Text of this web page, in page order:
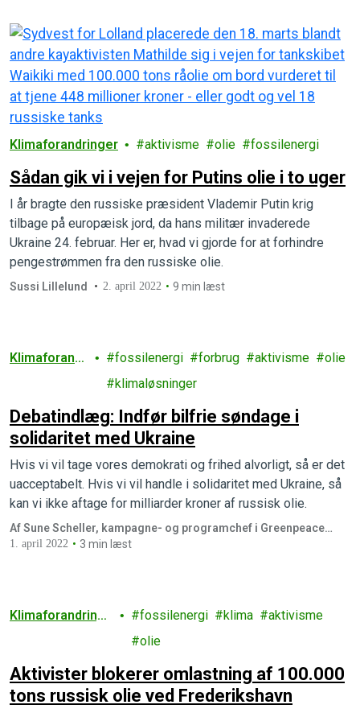
Klimaforandringer aktivisme olie fossilenergi
Sådan gik vi i vejen for Putins olie i to uger
I år bragte den russiske præsident Vlademir Putin krig
tilbage på europæisk jord, da hans militær invaderede
Ukraine 24. februar. Her er, hvad vi gjorde for at forhindre
pengestrømmen fra den russiske olie.
Sussi Lillelund 2. april 2022 9 min læst
Klimaforandr
fossilenergi forbrug aktivisme
olie
klimaløsninger
Debatindlæg: Indfør bilfrie søndage i
solidaritet med Ukraine
Hvis vi vil tage vores demokrati og frihed alvorligt, så er det
uacceptabelt. Hvis vi vil handle i solidaritet med Ukraine, så
kan vi ikke aftage for milliarder kroner af russisk olie.
Af Sune Scheller, kampagne- og programchef i Greenpeace
Danmark
1. april 2022 3 min læst
Klimaforandring
fossilenergi klima
aktivisme
olie
Aktivister blokerer omlastning af 100.000
tons russisk olie ved Frederikshavn